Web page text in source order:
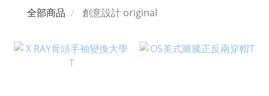
全部商品 創意設計 original